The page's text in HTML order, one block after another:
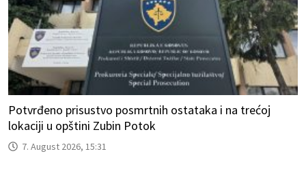
Potvrđeno prisustvo posmrtnih ostataka i na trećoj
lokaciji u opštini Zubin Potok
7. August 2026, 15:31